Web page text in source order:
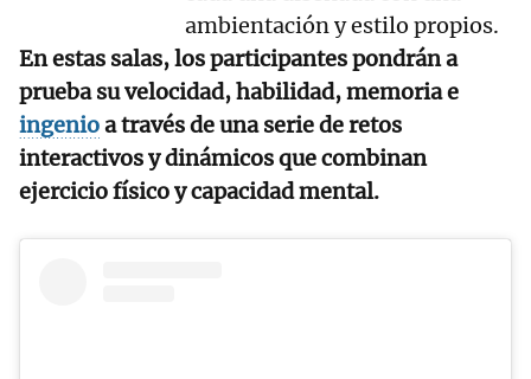
ambientación y estilo propios.
En estas salas, los participantes pondrán a
prueba su velocidad, habilidad, memoria e
ingenioa través de una serie de retos
interactivos y dinámicos que combinan
ejercicio físico y capacidad mental.